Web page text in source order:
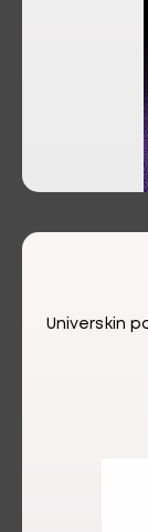
Universkin